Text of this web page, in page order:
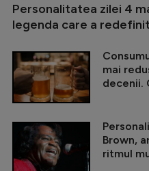
Personalitatea zilei 4
legenda care a
mai
decenii.
Brown,
ritmul